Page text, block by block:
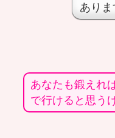
ありま
あなたも鍛えれ
で行けると思う